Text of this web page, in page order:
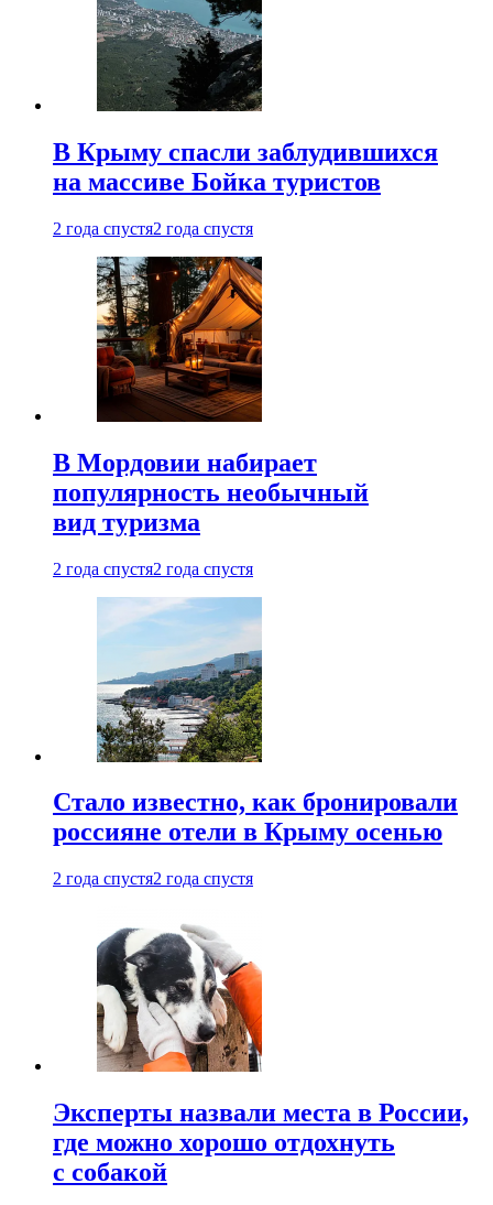
В Крыму спасли заблудившихся
на массиве Бойка туристов
2 года спустя2 года спустя
В Мордовии набирает
популярность необычный
вид туризма
2 года спустя2 года спустя
Стало известно, как бронировали
россияне отели в Крыму осенью
2 года спустя2 года спустя
Эксперты назвали места в России,
где можно хорошо отдохнуть
с собакой